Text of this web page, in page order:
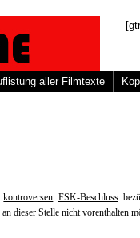
aller Filmtexte
kontroversen FSK-Beschluss
dieser Stelle nicht vorenthalten